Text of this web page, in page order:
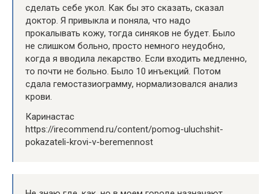
сделать себе укол. Как бы это сказать, сказал
доктор. Я привыкла и поняла, что надо
прокалывать кожу, тогда синяков не будет. Было
не слишком больно, просто немного неудобно,
когда я вводила лекарство. Если входить медленно,
то почти не больно. Было 10 инъекций. Потом
сдала гемостазиограмму, нормализовался анализ
крови.
Каринастас
https://irecommend.ru/content/pomog-uluchshit-
pokazateli-krovi-v-beremennost